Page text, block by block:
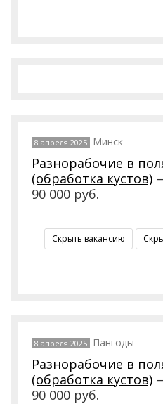
8 апреля 2025 Минск
Разнорабочие в
(обработка кустов)
90 000 руб.
Скрыть вакансию
8 апреля 2025 Пангоды
Разнорабочие в
(обработка кустов)
90 000 руб.